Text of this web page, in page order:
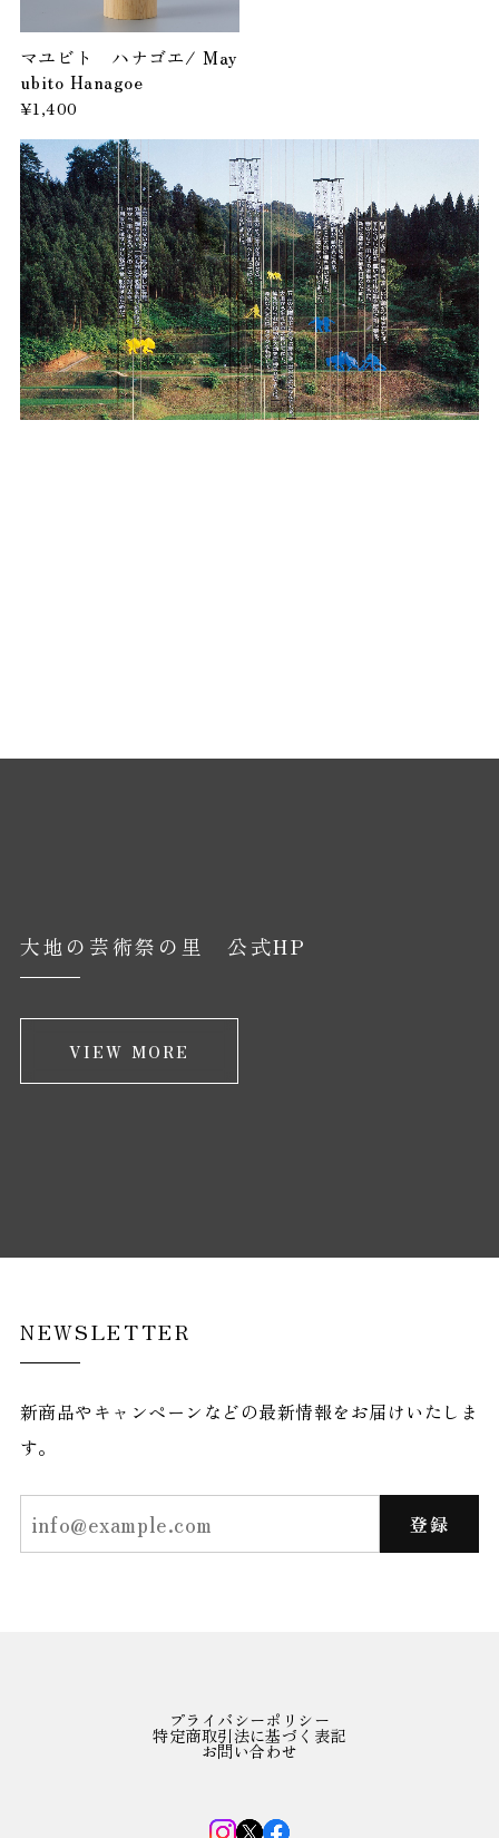
マユビト ハナゴエ/ May
ubito Hanagoe
¥1,400
大地の芸術祭の里 公式HP
VIEW MORE
NEWSLETTER
新商品やキャンペーンなどの最新情報をお届けいたしま
す。
登録
プライバシーポリシー
特定商取引法に基づく表記
お問い合わせ